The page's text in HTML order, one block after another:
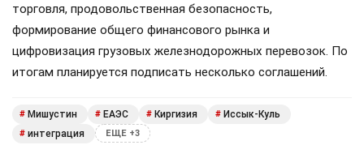
торговля, продовольственная безопасность,
формирование общего финансового рынка и
цифровизация грузовых железнодорожных перевозок. По
итогам планируется подписать несколько соглашений.
# Мишустин # ЕАЭС # Киргизия # Иссык-Куль
# интеграция ЕЩЕ +3